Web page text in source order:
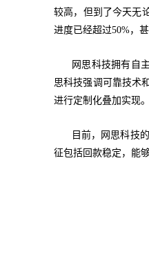
较高，但到了今天无
进度已经超过50%，
网思科技拥有自
思科技强调可靠技术
进行定制化叠加实现
目前，网思科技
征包括回款稳定，能